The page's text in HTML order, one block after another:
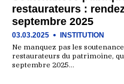
restaurateurs :
septembre 2025
03.03.2025 INSTITUTION
Ne manquez pas les
restaurateurs du patrimoine,
septembre 2025…